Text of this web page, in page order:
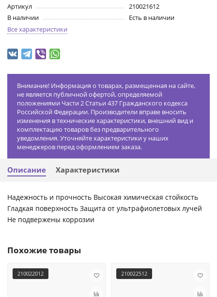
Артикул
210021612
В наличии
Есть в наличии
Все характеристики
Внимание! Информация о товарах, размещенная на сайте,
не является публичной офертой, определяемой
положениями Части 2 Статьи 437 Гражданского кодекса
Российской Федерации. Производители вправе вносить
изменения в технические характеристики, внешний вид и
комплектацию товаров без предварительного
уведомления. Уточняйте характеристики у наших
менеджеров перед оформлением заказа.
Описание Характеристики
Надежность и прочность Высокая химическая стойкость
Гладкая поверхность Защита от ультрафиолетовых лучей
Не подвержены коррозии
Похожие товары
210022012 210022512